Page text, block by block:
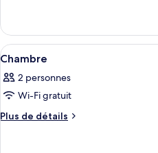
lits
jumeaux
Chambre
Deluxe
avec
jumeaux
Afficher
toutes
les
photos
pour
13
Chambre
2 personnes
Wi-Fi gratuit
Plus de détails
Plus